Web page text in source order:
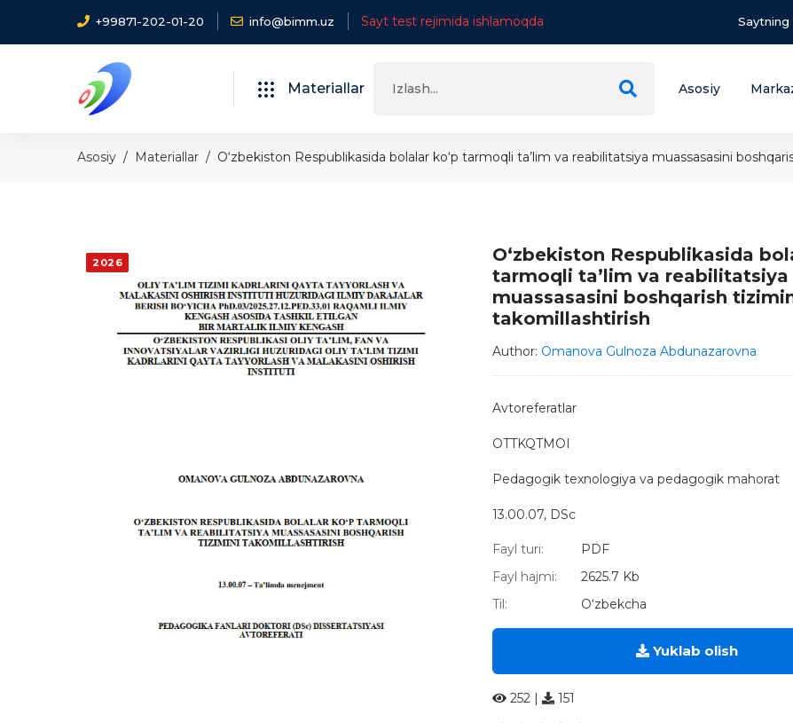
+99871-202-01-20 info@bimm.uz Sayt test rejimida ishlamoqda Saytning
Materiallar Asosiy
Asosiy Materiallar O‘zbekiston Respublikasida bolalar ko‘p tarmoqli ta’lim va reabilitatsiya muassasasini
2026
O‘zbekiston Respublikasida
tarmoqli ta’lim va reabilitatsiya
muassasasini boshqarish
takomillashtirish
Author: Omanova Gulnoza Abdunazarovna
Avtoreferatlar
OTTKQTMOI
Pedagogik texnologiya va pedagogik mahorat
13.00.07, DSc
Fayl turi:
PDF
Fayl hajmi:
2625.7 Kb
Til:
O‘zbekcha
Yuklab olish
252 | 151